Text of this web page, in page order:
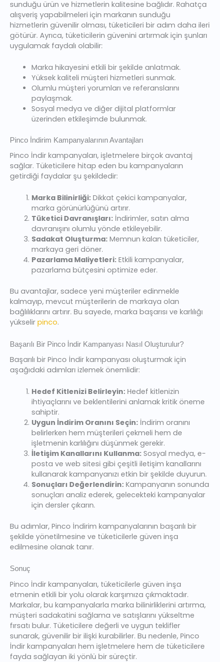
sunduğu ürün ve hizmetlerin kalitesine bağlıdır. Rahatça
alışveriş yapabilmeleri için markanın sunduğu
hizmetlerin güvenilir olması, tüketicileri bir adım daha ileri
götürür. Ayrıca, tüketicilerin güvenini artırmak için şunları
uygulamak faydalı olabilir:
Marka hikayesini etkili bir şekilde anlatmak.
Yüksek kaliteli müşteri hizmetleri sunmak.
Olumlu müşteri yorumları ve referanslarını
paylaşmak.
Sosyal medya ve diğer dijital platformlar
üzerinden etkileşimde bulunmak.
Pinco İndirim Kampanyalarının Avantajları
Pinco İndir kampanyaları, işletmelere birçok avantaj
sağlar. Tüketicilere hitap eden bu kampanyaların
getirdiği faydalar şu şekildedir:
Marka Bilinirliği:Dikkat çekici kampanyalar,
marka görünürlüğünü artırır.
Tüketici Davranışları:İndirimler, satın alma
davranışını olumlu yönde etkileyebilir.
Sadakat Oluşturma:Memnun kalan tüketiciler,
markaya geri döner.
Pazarlama Maliyetleri:Etkili kampanyalar,
pazarlama bütçesini optimize eder.
Bu avantajlar, sadece yeni müşteriler edinmekle
kalmayıp, mevcut müşterilerin de markaya olan
bağlılıklarını artırır. Bu sayede, marka başarısı ve karlılığı
yükselir pinco.
Başarılı Bir Pinco İndir Kampanyası Nasıl Oluşturulur?
Başarılı bir Pinco İndir kampanyası oluşturmak için
aşağıdaki adımları izlemek önemlidir:
Hedef Kitlenizi Belirleyin:Hedef kitlenizin
ihtiyaçlarını ve beklentilerini anlamak kritik öneme
sahiptir.
Uygun İndirim Oranını Seçin:İndirim oranını
belirlerken hem müşterileri çekmeli hem de
işletmenin karlılığını düşünmek gerekir.
İletişim Kanallarını Kullanma:Sosyal medya, e-
posta ve web sitesi gibi çeşitli iletişim kanallarını
kullanarak kampanyanızı etkin bir şekilde duyurun.
Sonuçları Değerlendirin:Kampanyanın sonunda
sonuçları analiz ederek, gelecekteki kampanyalar
için dersler çıkarın.
Bu adımlar, Pinco İndirim kampanyalarının başarılı bir
şekilde yönetilmesine ve tüketicilerle güven inşa
edilmesine olanak tanır.
Sonuç
Pinco İndir kampanyaları, tüketicilerle güven inşa
etmenin etkili bir yolu olarak karşımıza çıkmaktadır.
Markalar, bu kampanyalarla marka bilinirliklerini artırma,
müşteri sadakatini sağlama ve satışlarını yükseltme
fırsatı bulur. Tüketicilere değerli ve uygun teklifler
sunarak, güvenilir bir ilişki kurabilirler. Bu nedenle, Pinco
İndir kampanyaları hem işletmelere hem de tüketicilere
fayda sağlayan iki yönlü bir süreçtir.